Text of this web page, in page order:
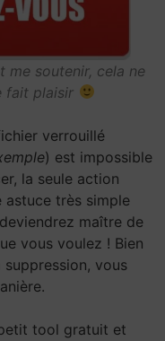
me soutenir, cela ne
fait plaisir
verrouillé
) est impossible
la seule action
astuce très simple
maître de
vous voulez ! Bien
vous
tool gratuit et